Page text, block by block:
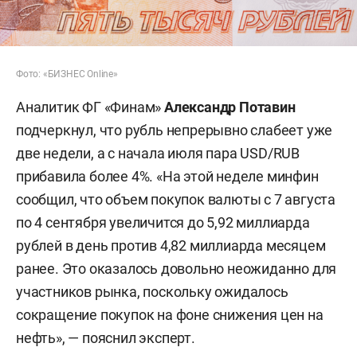
Фото: «БИЗНЕС Online»
Аналитик ФГ «Финам»Александр Потавин
подчеркнул, что рубль непрерывно слабеет уже
две недели, а с начала июля пара USD/RUB
прибавила более 4%. «На этой неделе минфин
сообщил, что объем покупок валюты с 7 августа
по 4 сентября увеличится до 5,92 миллиарда
рублей в день против 4,82 миллиарда месяцем
ранее. Это оказалось довольно неожиданно для
участников рынка, поскольку ожидалось
сокращение покупок на фоне снижения цен на
нефть», — пояснил эксперт.